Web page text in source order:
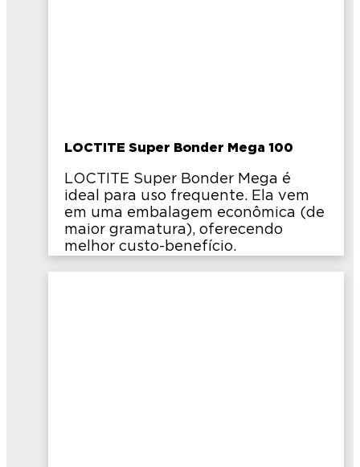
LOCTITE Super Bonder Mega 100
LOCTITE Super Bonder Mega é
ideal para uso frequente. Ela vem
em uma embalagem econômica (de
maior gramatura), oferecendo
melhor custo-benefício.